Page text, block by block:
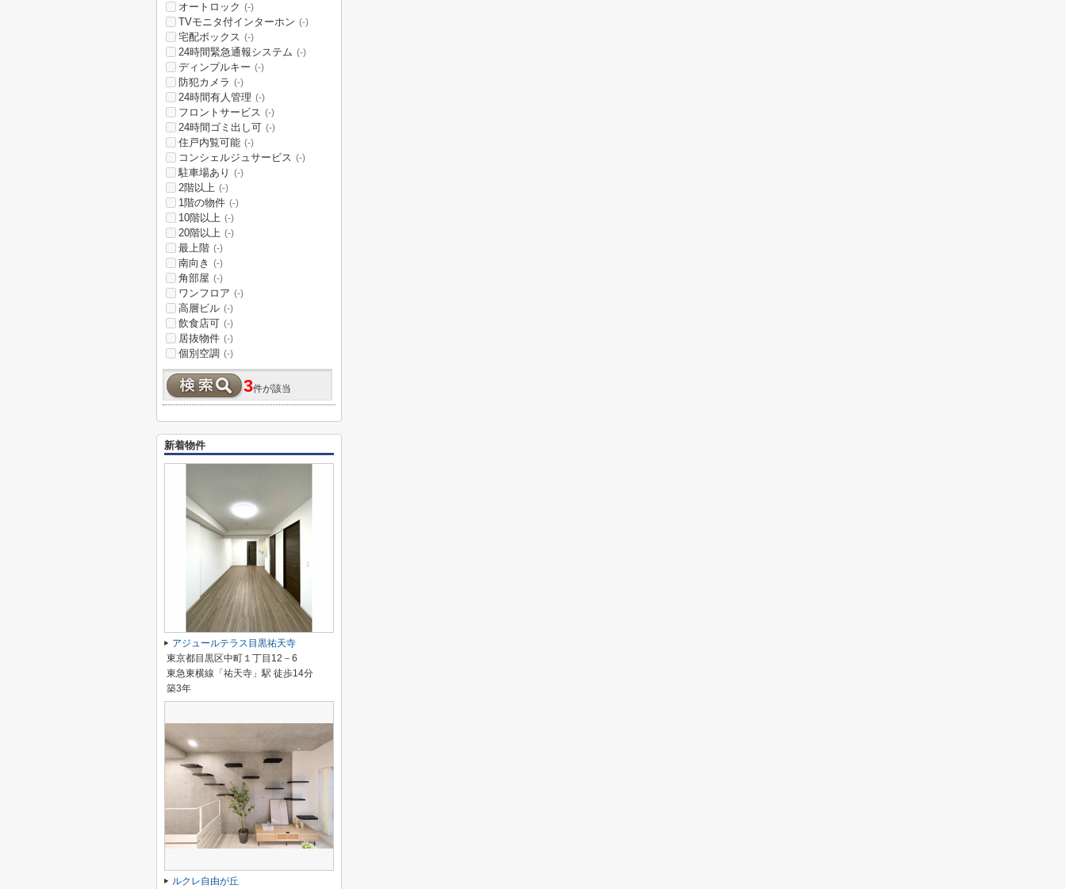
オートロック (-)
TVモニタ付インターホン (-)
宅配ボックス (-)
24時間緊急通報システム (-)
ディンプルキー (-)
防犯カメラ (-)
24時間有人管理 (-)
フロントサービス (-)
24時間ゴミ出し可 (-)
住戸内覧可能 (-)
コンシェルジュサービス (-)
駐車場あり (-)
2階以上 (-)
1階の物件 (-)
10階以上 (-)
20階以上 (-)
最上階 (-)
南向き (-)
角部屋 (-)
ワンフロア (-)
高層ビル (-)
飲食店可 (-)
居抜物件 (-)
個別空調 (-)
3件が該当
新着物件
アジュールテラス目黒祐天寺
東京都目黒区中町１丁目12－6
東急東横線「祐天寺」駅 徒歩14分
築3年
ルクレ自由が丘